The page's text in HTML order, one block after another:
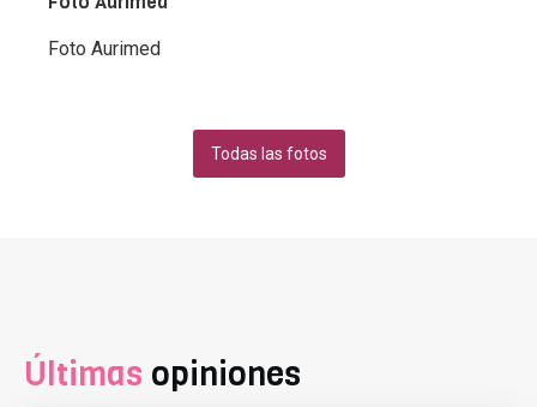
Foto Aurimed
Todas las fotos
Últimas opiniones